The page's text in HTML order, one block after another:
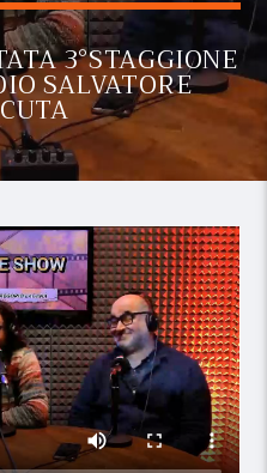
3°STAGGIONE
SALVATORE